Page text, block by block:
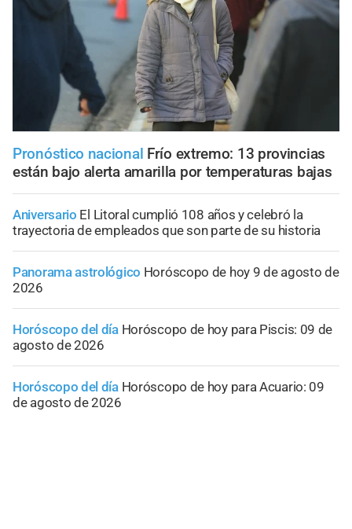
Pronóstico nacional Frío extremo: 13 provincias
están bajo alerta amarilla por temperaturas bajas
Aniversario El Litoral cumplió 108 años y celebró la
trayectoria de empleados que son parte de su historia
Panorama astrológico Horóscopo de hoy 9 de agosto de
2026
Horóscopo del día Horóscopo de hoy para Piscis: 09 de
agosto de 2026
Horóscopo del día Horóscopo de hoy para Acuario: 09
de agosto de 2026